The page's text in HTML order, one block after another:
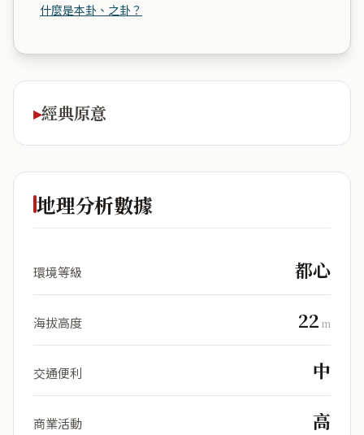
什麼是本卦、之卦？
經典原意
地理分析數據
環境等級 都心
海拔高度 22 m
交通便利 中
商業活動 高